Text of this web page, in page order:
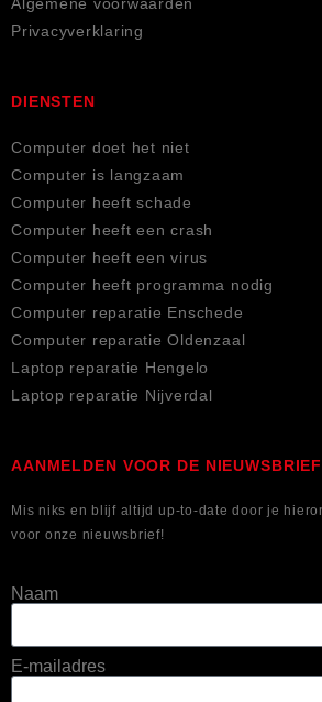
Privacyverklaring
DIENSTEN
Computer doet het niet
Computer is langzaam
Computer heeft schade
Computer heeft een crash
Computer heeft een virus
Computer heeft programma nodig
Computer reparatie Enschede
Computer reparatie Oldenzaal
Laptop reparatie Hengelo
Laptop reparatie Nijverdal
AANMELDEN VOOR DE NIEUWSBRIEF
Mis niks en blijf altijd up-to-date door je
voor onze nieuwsbrief!
Naam
E-mailadres